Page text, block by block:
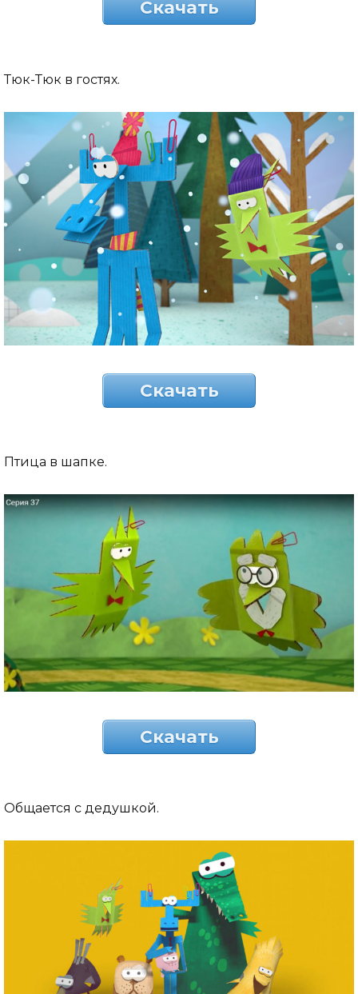
Скачать
Тюк-Тюк в гостях.
Скачать
Птица в шапке.
Скачать
Общается с дедушкой.